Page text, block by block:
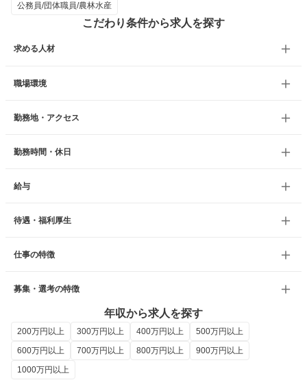
公務員/団体職員/農林水産
こだわり条件から求人を探す
求める人材
職場環境
勤務地・アクセス
勤務時間・休日
給与
待遇・福利厚生
仕事の特徴
募集・選考の特徴
年収から求人を探す
200万円以上 300万円以上 400万円以上
500万円以上
600万円以上
700万円以上 800万円以上
900万円以上
1000万円以上